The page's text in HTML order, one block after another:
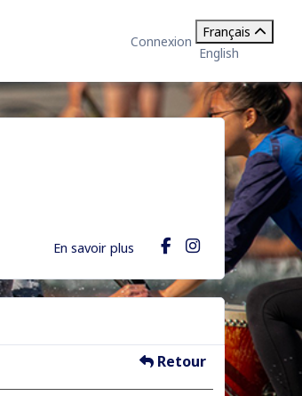
Connexion
Français
English
En savoir plus
Retour